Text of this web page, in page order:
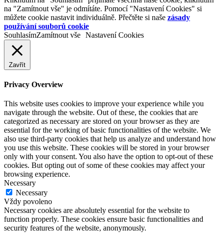
na "Zamítnout vše" je odmítáte. Pomocí "Nastavení Cookies" si
můžete cookie nastavit individuálně. Přečtěte si naše zásady
používání souborů cookie
SouhlasímZamítnout vše Nastavení Cookies
Zavřít
Privacy Overview
This website uses cookies to improve your experience while you
navigate through the website. Out of these, the cookies that are
categorized as necessary are stored on your browser as they are
essential for the working of basic functionalities of the website. We
also use third-party cookies that help us analyze and understand how
you use this website. These cookies will be stored in your browser
only with your consent. You also have the option to opt-out of these
cookies. But opting out of some of these cookies may affect your
browsing experience.
Necessary
Necessary
Vždy povoleno
Necessary cookies are absolutely essential for the website to
function properly. These cookies ensure basic functionalities and
security features of the website, anonymously.